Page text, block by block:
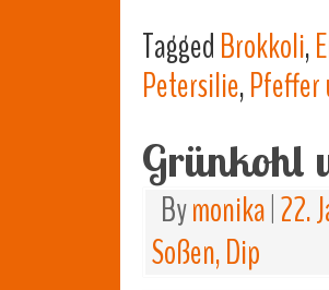
TaggedBrokkoli,
Petersilie,Pfeffer
Grünkohl
Bymonika 22.
Soßen, Dip